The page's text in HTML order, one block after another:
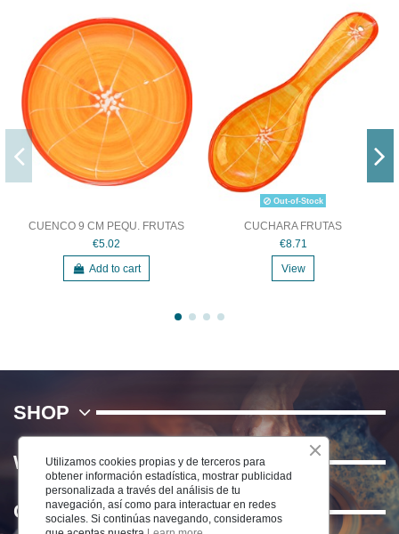
CUENCO 9 CM PEQU. FRUTAS
€5.02
Add to cart
Out-of-Stock
CUCHARA FRUTAS
€8.71
View
SHOP
WE
Contact us
Utilizamos cookies propias y de terceros para
obtener información estadística, mostrar publicidad
personalizada a través del análisis de tu
navegación, así como para interactuar en redes
sociales. Si continúas navegando, consideramos